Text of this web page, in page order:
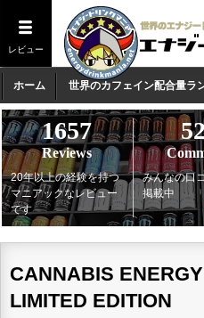
レビュー
ホーム 世界のカフェイン配合量ラ
1657
Reviews
20年以上の経験を持つ
マニアックなレビュー
です
みんなの口
掲載中
CANNABIS
LIMITED EDITION